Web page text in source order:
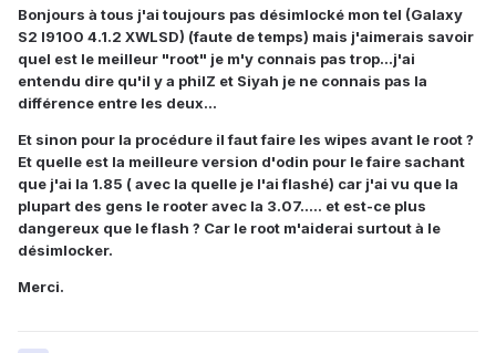
Bonjours à tous j'ai toujours pas désimlocké mon tel (Galaxy
S2 I9100 4.1.2 XWLSD) (faute de temps) mais j'aimerais savoir
quel est le meilleur "root" je m'y connais pas trop...j'ai
entendu dire qu'il y a philZ et Siyah je ne connais pas la
différence entre les deux...
Et sinon pour la procédure il faut faire les wipes avant le root ?
Et quelle est la meilleure version d'odin pour le faire sachant
que j'ai la 1.85 ( avec la quelle je l'ai flashé) car j'ai vu que la
plupart des gens le rooter avec la 3.07..... et est-ce plus
dangereux que le flash ? Car le root m'aiderai surtout à le
désimlocker.
Merci.